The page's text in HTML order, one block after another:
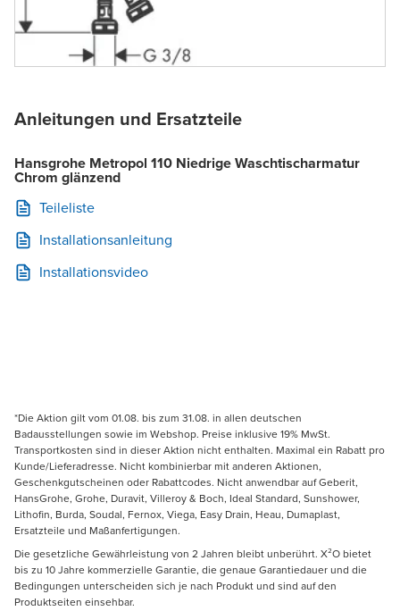
Anleitungen und Ersatzteile
Hansgrohe Metropol 110 Niedrige Waschtischarmatur
Chrom glänzend
Teileliste
Installationsanleitung
Installationsvideo
*Die Aktion gilt vom 01.08. bis zum 31.08. in allen deutschen
Badausstellungen sowie im Webshop. Preise inklusive 19% MwSt.
Transportkosten sind in dieser Aktion nicht enthalten. Maximal ein Rabatt pro
Kunde/Lieferadresse. Nicht kombinierbar mit anderen Aktionen,
Geschenkgutscheinen oder Rabattcodes. Nicht anwendbar auf Geberit,
HansGrohe, Grohe, Duravit, Villeroy & Boch, Ideal Standard, Sunshower,
Lithofin, Burda, Soudal, Fernox, Viega, Easy Drain, Heau, Dumaplast,
Ersatzteile und Maßanfertigungen.
Die gesetzliche Gewährleistung von 2 Jahren bleibt unberührt. X²O bietet
bis zu 10 Jahre kommerzielle Garantie, die genaue Garantiedauer und die
Bedingungen unterscheiden sich je nach Produkt und sind auf den
Produktseiten einsehbar.